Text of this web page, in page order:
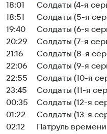
18:01
Солдаты (4-я
18:51
Солдаты (5-я
19:40
Солдаты (6-я
20:29
Солдаты (7-я
21:16
Солдаты (8-я
22:06
Солдаты (9-я
22:55
Солдаты (10-я
23:45
Солдаты (11-я
00:35
Солдаты (12-я
01:22
Солдаты (13-я
02:12
Патруль времени